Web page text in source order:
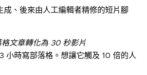
成、後來由人工編輯者精修的短片腳
格文章轉化為 30 秒影片
小時寫部落格。想讓它觸及 10 倍的人